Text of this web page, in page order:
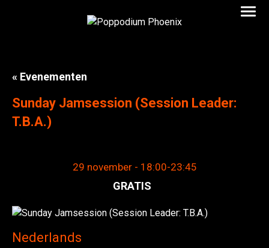
« Evenementen
Sunday Jamsession (Session Leader:
T.B.A.)
29 november - 18:00-23:45
GRATIS
Nederlands